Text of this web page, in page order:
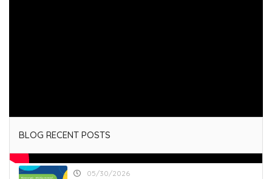
BLOG RECENT POSTS
05/30/2026